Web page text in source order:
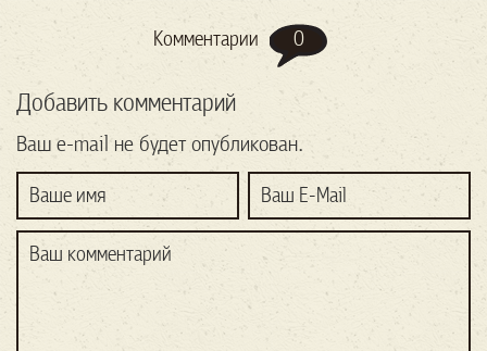
Комментарии 0
Добавить комментарий
Ваш e-mail не будет опубликован.